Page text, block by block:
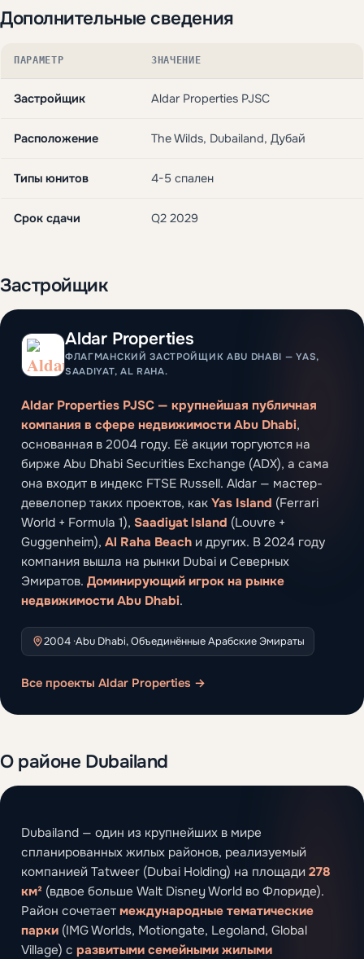
Дополнительные сведения
ПАРАМЕТР ЗНАЧЕНИЕ
Застройщик Aldar Properties PJSC
Расположение The Wilds, Dubailand, Дубай
Типы юнитов 4-5 спален
Срок сдачи Q2 2029
Застройщик
Aldar Properties
ФЛАГМАНСКИЙ ЗАСТРОЙЩИК ABU DHABI — YAS,
SAADIYAT, AL RAHA.
Aldar Properties PJSC — крупнейшая публичная
компания в сфере недвижимости Abu Dhabi,
основанная в 2004 году. Её акции торгуются на
бирже Abu Dhabi Securities Exchange (ADX), а сама
она входит в индекс FTSE Russell. Aldar — мастер-
девелопер таких проектов, как Yas Island (Ferrari
World + Formula 1), Saadiyat Island (Louvre +
Guggenheim), Al Raha Beach и других. В 2024 году
компания вышла на рынки Dubai и Северных
Эмиратов. Доминирующий игрок на рынке
недвижимости Abu Dhabi.
2004 ·Abu Dhabi, Объединённые Арабские Эмираты
Все проекты Aldar Properties →
О районе Dubailand
Dubailand — один из крупнейших в мире
спланированных жилых районов, реализуемый
компанией Tatweer (Dubai Holding) на площади 278
км² (вдвое больше Walt Disney World во Флориде).
Район сочетает международные тематические
парки (IMG Worlds, Motiongate, Legoland, Global
Village) с развитыми семейными жилыми